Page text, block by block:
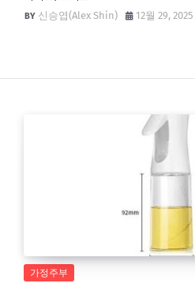
신승엽(Alex Shin)
12월 29, 2025
가정주부